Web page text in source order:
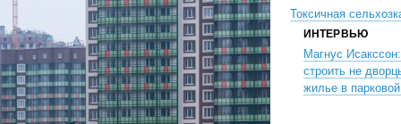
Токсичная
ИНТЕРВЬЮ
Магнус
строить не
жилье в